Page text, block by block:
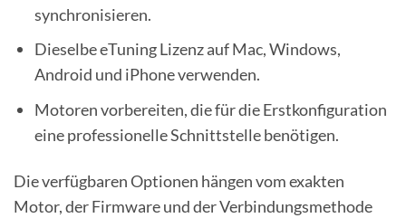
synchronisieren.
Dieselbe eTuning Lizenz auf Mac, Windows,
Android und iPhone verwenden.
Motoren vorbereiten, die für die Erstkonfiguration
eine professionelle Schnittstelle benötigen.
Die verfügbaren Optionen hängen vom exakten
Motor, der Firmware und der Verbindungsmethode